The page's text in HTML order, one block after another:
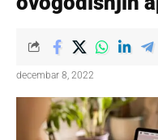
decembar 8, 2022